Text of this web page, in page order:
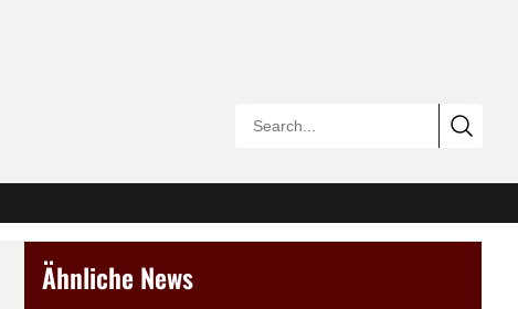
Ähnliche News